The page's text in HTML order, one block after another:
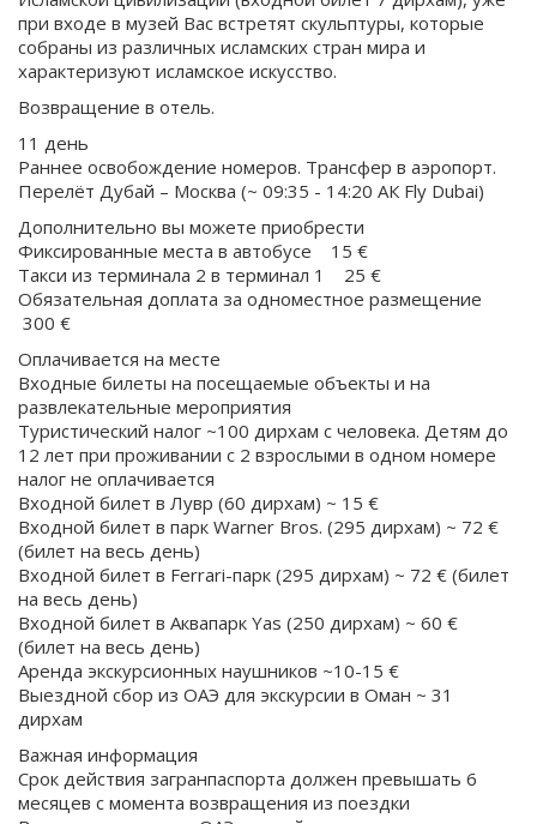
при входе в музей Вас встретят скульптуры, которые
собраны из различных исламских стран мира и
характеризуют исламское искусство.
Возвращение в отель.
11 день
Раннее освобождение номеров. Трансфер в аэропорт.
Перелёт Дубай – Москва (~ 09:35 - 14:20 АК Fly Dubai)
Дополнительно вы можете приобрести
Фиксированные места в автобусе 15 €
Такси из терминала 2 в терминал 1 25 €
Обязательная доплата за одноместное размещение
300 €
Оплачивается на месте
Входные билеты на посещаемые объекты и на
развлекательные мероприятия
Туристический налог ~100 дирхам с человека. Детям до
12 лет при проживании с 2 взрослыми в одном номере
налог не оплачивается
Входной билет в Лувр (60 дирхам) ~ 15 €
Входной билет в парк Warner Bros. (295 дирхам) ~ 72 €
(билет на весь день)
Входной билет в Ferrari-парк (295 дирхам) ~ 72 € (билет
на весь день)
Входной билет в Аквапарк Yas (250 дирхам) ~ 60 €
(билет на весь день)
Аренда экскурсионных наушников ~10-15 €
Выездной сбор из ОАЭ для экскурсии в Оман ~ 31
дирхам
Важная информация
Срок действия загранпаспорта должен превышать 6
месяцев с момента возвращения из поездки